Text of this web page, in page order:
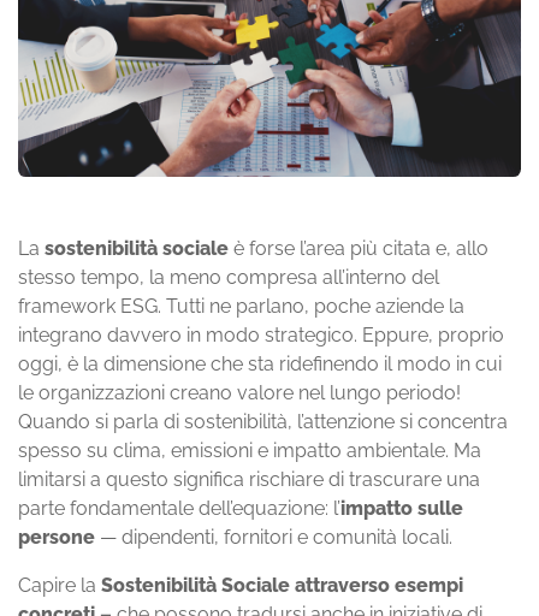
La sostenibilità sociale è forse l’area più citata e, allo
stesso tempo, la meno compresa all’interno del
framework ESG. Tutti ne parlano, poche aziende la
integrano davvero in modo strategico. Eppure, proprio
oggi, è la dimensione che sta ridefinendo il modo in cui
le organizzazioni creano valore nel lungo periodo!
Quando si parla di sostenibilità, l’attenzione si concentra
spesso su clima, emissioni e impatto ambientale. Ma
limitarsi a questo significa rischiare di trascurare una
parte fondamentale dell’equazione: l’impatto sulle
persone — dipendenti, fornitori e comunità locali.
Capire la Sostenibilità Sociale attraverso esempi